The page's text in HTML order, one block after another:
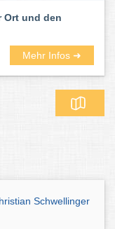
Ort und den
Mehr Infos ➜
Schwellinger